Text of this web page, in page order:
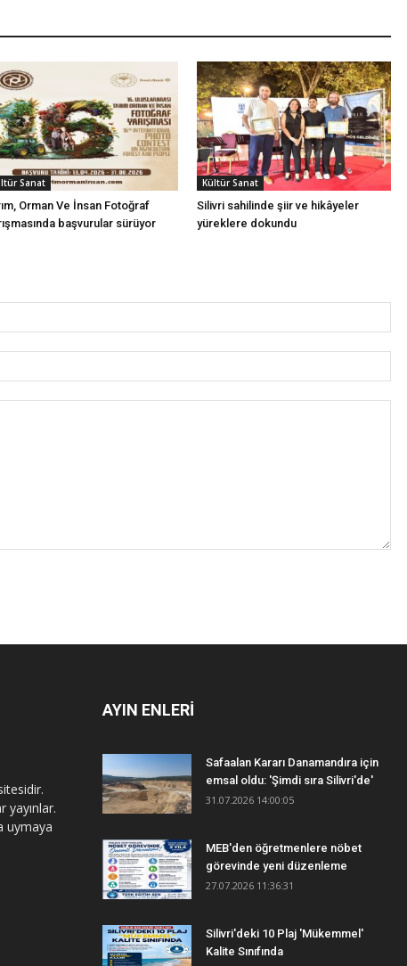
Sanat
Orman Ve İnsan Fotoğraf
başvurular sürüyor
Kültür Sanat
Silivri sahilinde şiir ve hikâyeler
yüreklere dokundu
yayınlar.
uymaya
AYIN ENLERİ
Safaalan Kararı Danamandıra için
emsal oldu: 'Şimdi sıra Silivri'de'
31.07.2026 14:00:05
MEB'den öğretmenlere nöbet
görevinde yeni düzenleme
27.07.2026 11:36:31
Silivri'deki 10 Plaj 'Mükemmel'
Kalite Sınıfında